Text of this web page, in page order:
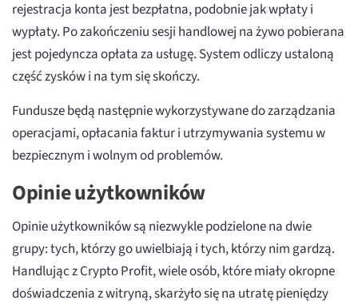
rejestracja konta jest bezpłatna, podobnie jak wpłaty i
wypłaty. Po zakończeniu sesji handlowej na żywo pobierana
jest pojedyncza opłata za usługę. System odliczy ustaloną
część zysków i na tym się skończy.
Fundusze będą następnie wykorzystywane do zarządzania
operacjami, opłacania faktur i utrzymywania systemu w
bezpiecznym i wolnym od problemów.
Opinie użytkowników
Opinie użytkowników są niezwykle podzielone na dwie
grupy: tych, którzy go uwielbiają i tych, którzy nim gardzą.
Handlując z Crypto Profit, wiele osób, które miały okropne
doświadczenia z witryną, skarżyło się na utratę pieniędzy